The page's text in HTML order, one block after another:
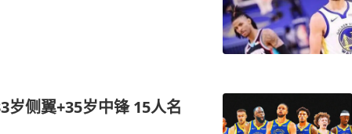
岁侧翼+35岁中锋 15人名